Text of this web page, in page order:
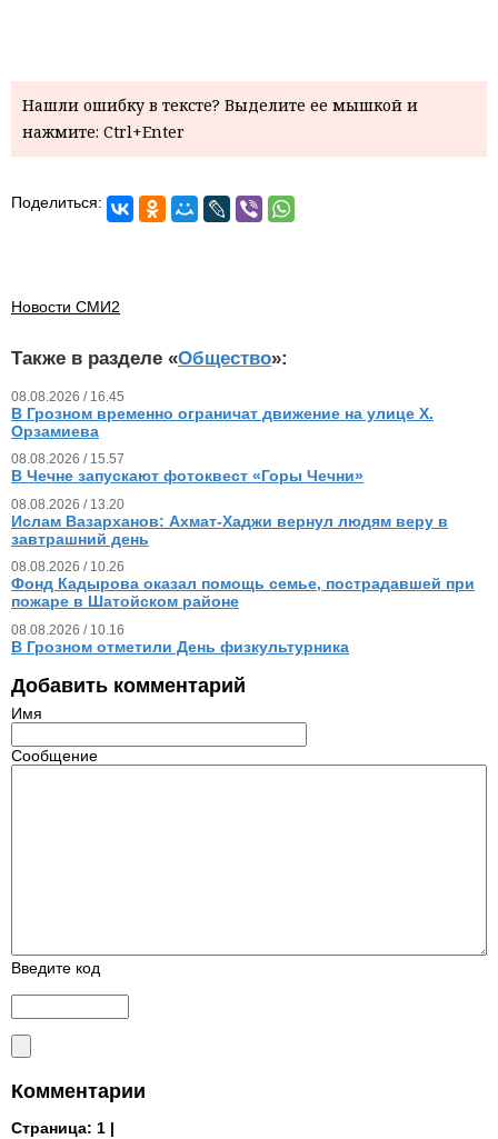
Нашли ошибку в тексте? Выделите ее мышкой и
нажмите: Ctrl+Enter
Поделиться:
Новости СМИ2
Также в разделе «Общество»:
08.08.2026 / 16.45
В Грозном временно ограничат движение на улице Х.
Орзамиева
08.08.2026 / 15.57
В Чечне запускают фотоквест «Горы Чечни»
08.08.2026 / 13.20
Ислам Вазарханов: Ахмат-Хаджи вернул людям веру в
завтрашний день
08.08.2026 / 10.26
Фонд Кадырова оказал помощь семье, пострадавшей при
пожаре в Шатойском районе
08.08.2026 / 10.16
В Грозном отметили День физкультурника
Добавить комментарий
Имя
Сообщение
Введите код
Комментарии
Страница: 1 |